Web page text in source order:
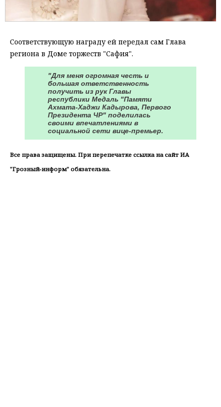
Соответствующую награду ей передал сам Глава
региона в Доме торжеств "Сафия".
"Для меня огромная честь и
большая ответственность
получить из рук Главы
республики Медаль "Памяти
Ахмата-Хаджи Кадырова, Первого
Президента ЧР" поделилась
своими впечатлениями в
социальной сети вице-премьер.
Все права защищены. При перепечатке ссылка на сайт ИА
"Грозный-информ" обязательна.